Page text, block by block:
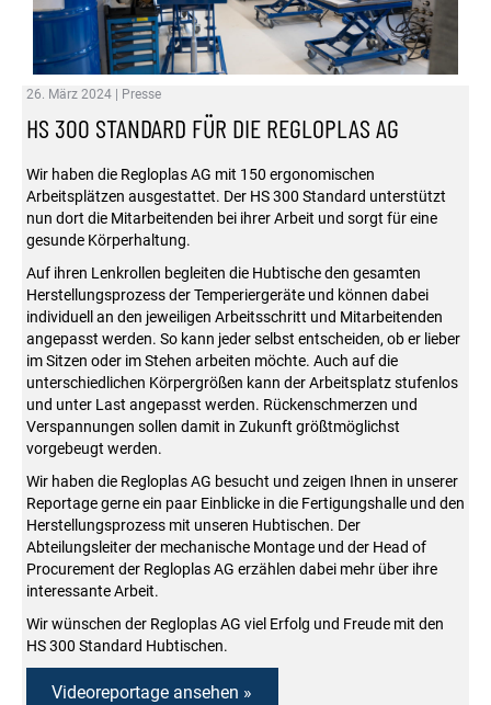
26. März 2024 Presse
HS 300 STANDARD FÜR DIE REGLOPLAS AG
Wir haben die Regloplas AG mit 150 ergonomischen
Arbeitsplätzen ausgestattet. Der HS 300 Standard unterstützt
nun dort die Mitarbeitenden bei ihrer Arbeit und sorgt für eine
gesunde Körperhaltung.
Auf ihren Lenkrollen begleiten die Hubtische den gesamten
Herstellungsprozess der Temperiergeräte und können dabei
individuell an den jeweiligen Arbeitsschritt und Mitarbeitenden
angepasst werden. So kann jeder selbst entscheiden, ob er lieber
im Sitzen oder im Stehen arbeiten möchte. Auch auf die
unterschiedlichen Körpergrößen kann der Arbeitsplatz stufenlos
und unter Last angepasst werden. Rückenschmerzen und
Verspannungen sollen damit in Zukunft größtmöglichst
vorgebeugt werden.
Wir haben die Regloplas AG besucht und zeigen Ihnen in unserer
Reportage gerne ein paar Einblicke in die Fertigungshalle und den
Herstellungsprozess mit unseren Hubtischen. Der
Abteilungsleiter der mechanische Montage und der Head of
Procurement der Regloplas AG erzählen dabei mehr über ihre
interessante Arbeit.
Wir wünschen der Regloplas AG viel Erfolg und Freude mit den
HS 300 Standard Hubtischen.
Videoreportage ansehen »